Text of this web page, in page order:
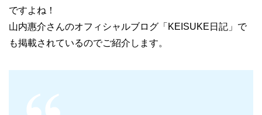
ですよね！
山内惠介さんのオフィシャルブログ「KEISUKE日記」で
も掲載されているのでご紹介します。